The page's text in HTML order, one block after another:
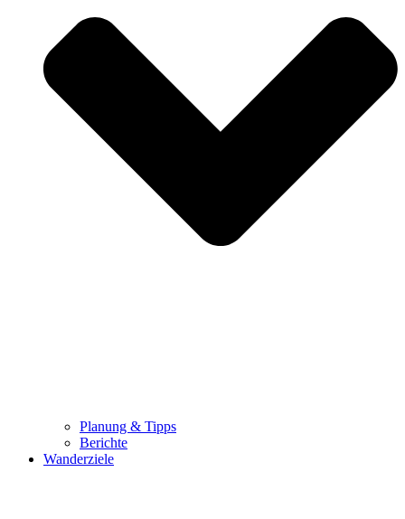
Planung & Tipps
Berichte
Wanderziele